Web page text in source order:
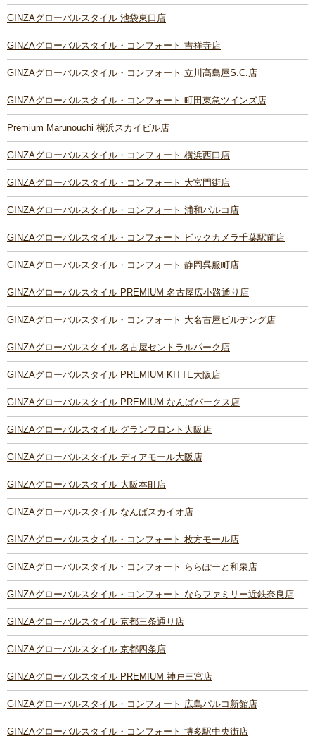
GINZAグローバルスタイル 池袋東口店
GINZAグローバルスタイル・コンフォート 吉祥寺店
GINZAグローバルスタイル・コンフォート 立川髙島屋S.C.店
GINZAグローバルスタイル・コンフォート 町田東急ツインズ店
Premium Marunouchi 横浜スカイビル店
GINZAグローバルスタイル・コンフォート 横浜西口店
GINZAグローバルスタイル・コンフォート 大宮門街店
GINZAグローバルスタイル・コンフォート 浦和パルコ店
GINZAグローバルスタイル・コンフォート ビックカメラ千葉駅前店
GINZAグローバルスタイル・コンフォート 静岡呉服町店
GINZAグローバルスタイル PREMIUM 名古屋広小路通り店
GINZAグローバルスタイル・コンフォート 大名古屋ビルヂング店
GINZAグローバルスタイル 名古屋セントラルパーク店
GINZAグローバルスタイル PREMIUM KITTE大阪店
GINZAグローバルスタイル PREMIUM なんばパークス店
GINZAグローバルスタイル グランフロント大阪店
GINZAグローバルスタイル ディアモール大阪店
GINZAグローバルスタイル 大阪本町店
GINZAグローバルスタイル なんばスカイオ店
GINZAグローバルスタイル・コンフォート 枚方モール店
GINZAグローバルスタイル・コンフォート ららぽーと和泉店
GINZAグローバルスタイル・コンフォート ならファミリー近鉄奈良店
GINZAグローバルスタイル 京都三条通り店
GINZAグローバルスタイル 京都四条店
GINZAグローバルスタイル PREMIUM 神戸三宮店
GINZAグローバルスタイル・コンフォート 広島パルコ新館店
GINZAグローバルスタイル・コンフォート 博多駅中央街店